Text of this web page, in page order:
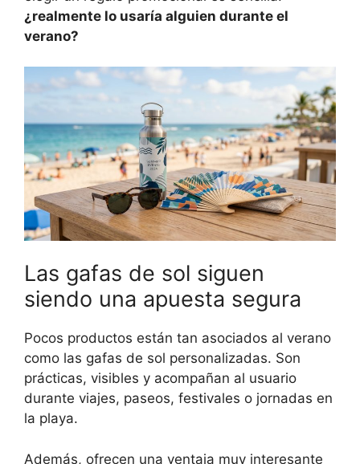
¿realmente lo usaría alguien durante el
verano?
Las gafas de sol siguen
siendo una apuesta segura
Pocos productos están tan asociados al verano
como las gafas de sol personalizadas. Son
prácticas, visibles y acompañan al usuario
durante viajes, paseos, festivales o jornadas en
la playa.
Además, ofrecen una ventaja muy interesante